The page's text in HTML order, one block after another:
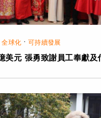
全球化·可持續發展
美元 張勇致謝員工奉獻及